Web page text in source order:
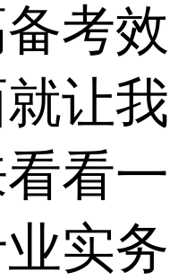
考效
让我
看一
实务